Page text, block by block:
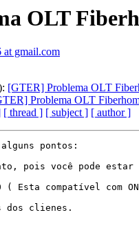
OLT
at gmail.com
[GTER] Problema OLT
Problema OLT
[ thread ] [ subject ] [ author ]
pontos:
pois você pode
( Esta compatível com
dos clienes.